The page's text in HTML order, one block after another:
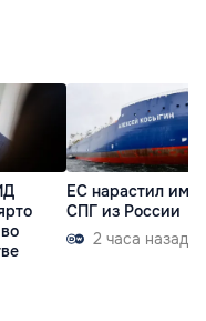
ЕС нарастил
СПГ из России
2 часа назад